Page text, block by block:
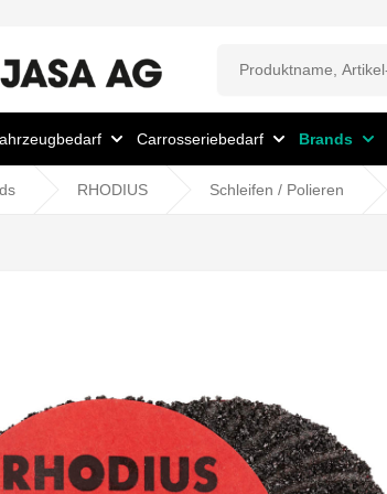
Carrosseriebedarf Brands
RHODIUS Schleifen / Polieren